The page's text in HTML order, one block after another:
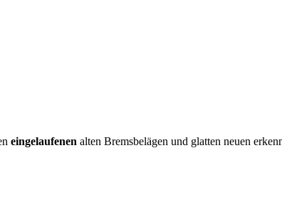
eingelaufenen alten Bremsbelägen und glatten neuen